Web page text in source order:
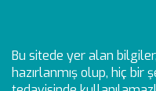
Bu sitede yer alan
hazırlanmış olup, hiç bir